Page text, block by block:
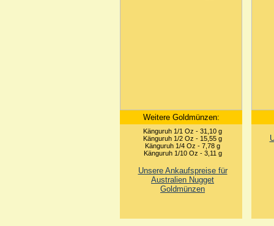
Weitere Goldmünzen:
Känguruh 1/1 Oz - 31,10 g
Känguruh 1/2 Oz - 15,55 g
Känguruh 1/4 Oz - 7,78 g
Känguruh 1/10 Oz - 3,11 g
Unsere Ankaufspreise für
Australien Nugget
Goldmünzen